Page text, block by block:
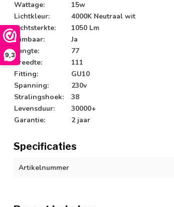
9,3
Wattage:
15w
Lichtkleur:
4000K Neutraal wit
Lichtsterkte:
1050 Lm
Dimbaar:
Ja
Lengte:
77
Breedte:
111
Fitting:
GU10
Spanning:
230v
Stralingshoek:
38
Levensduur:
30000+
Garantie:
2 jaar
Specificaties
Artikelnummer